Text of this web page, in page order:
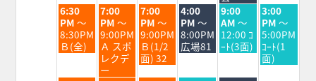
火
曜
日,
8
月
6:30
PM ～
8:30PM
Ｂ(全)
水
曜
日,
8
月
26th
7:00
PM ～
9:00PM
Ａ スポ
レクデ
ー
木
曜
日,
8
月
27th
7:00
PM ～
9:00PM
Ｂ(1/2
面) 32
金
曜
日,
8
月
4:00
PM ～
8:00PM
広場81
土
曜
日,
8
月
9:00
AM ～
12:00 ｺ
ｰﾄ(3面)
日
曜
日,
8
月
30th
3:00
PM ～
5:00PM
ｺｰﾄ(1
面)